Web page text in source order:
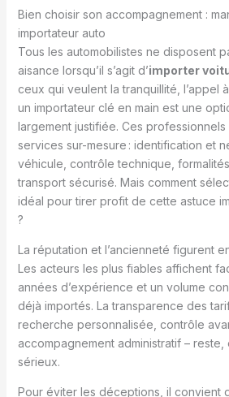
Bien choisir son accompagnement :
importateur auto
Tous les automobilistes ne disposent
aisance lorsqu’il s’agit d’importer
ceux qui veulent la tranquillité, l’appel
un importateur clé en main est une
largement justifiée. Ces
services sur-mesure : identification et
véhicule, contrôle technique,
transport sécurisé. Mais comment
idéal pour tirer profit de cette astuce
?
La réputation et l’ancienneté figurent
Les acteurs les plus fiables affichent
années d’expérience et un volume
déjà importés. La transparence des
recherche personnalisée, contrôle
accompagnement administratif –
sérieux.
Pour éviter les déceptions, il convient